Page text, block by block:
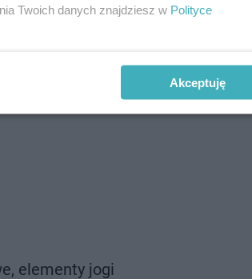
elementy jogi
Twoich danych znajdziesz w Polityce
Akceptuję